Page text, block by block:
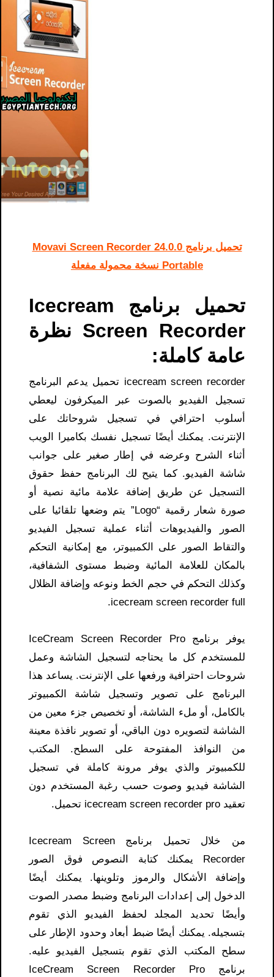
تحميل برنامج Movavi Screen Recorder 24.0.0
Portable نسخة محمولة مفعلة
تحميل برنامج Icecream
Screen Recorder نظرة
عامة كاملة:
icecream screen recorder تحميل يدعم البرنامج
تسجيل الفيديو بالصوت عبر الميكرفون ليعطي
أسلوب احترافي في تسجيل شروحاتك على
الإنترنت. يمكنك أيضًا تسجيل نفسك بكاميرا الويب
أثناء الشرح وعرضه في إطار صغير على جوانب
شاشة الفيديو. كما يتيح لك البرنامج حفظ حقوق
التسجيل عن طريق إضافة علامة مائية نصية أو
صورة شعار رقمية “Logo” يتم وضعها تلقائيا على
الصور والفيديوهات أثناء عملية تسجيل الفيديو
والتقاط الصور على الكمبيوتر، مع إمكانية التحكم
بالمكان للعلامة المائية وضبط مستوى الشفافية،
وكذلك التحكم في حجم الخط ونوعه وإضافة الظلال
icecream screen recorder full.
يوفر برنامج IceCream Screen Recorder Pro
للمستخدم كل ما يحتاجه لتسجيل الشاشة وعمل
شروحات احترافية ورفعها على الإنترنت. يساعد هذا
البرنامج على تصوير وتسجيل شاشة الكمبيوتر
بالكامل، أو ملء الشاشة، أو تخصيص جزء معين من
الشاشة لتصويره دون الباقي، أو تصوير نافذة معينة
من النوافذ المفتوحة على السطح. المكتب
للكمبيوتر والذي يوفر مرونة كاملة في تسجيل
الشاشة فيديو وصوت حسب رغبة المستخدم دون
تعقيد icecream screen recorder pro تحميل.
من خلال تحميل برنامج Icecream Screen
Recorder يمكنك كتابة النصوص فوق الصور
وإضافة الأشكال والرموز وتلوينها. يمكنك أيضًا
الدخول إلى إعدادات البرنامج وضبط مصدر الصوت
وأيضًا تحديد المجلد لحفظ الفيديو الذي تقوم
بتسجيله. يمكنك أيضًا ضبط أبعاد وحدود الإطار على
سطح المكتب الذي تقوم بتسجيل الفيديو عليه.
برنامج IceCream Screen Recorder Pro